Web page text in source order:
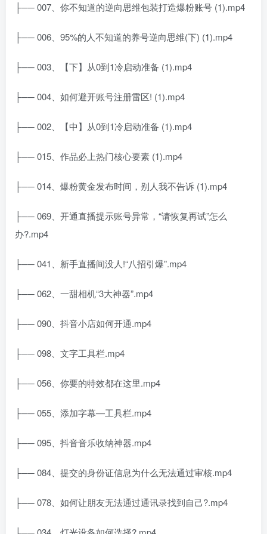
├── 007、你不知道的逆向思维包装打造爆粉账号 (1).mp4
├── 006、95%的人不知道的养号逆向思维(下) (1).mp4
├── 003、【下】从0到1冷启动准备 (1).mp4
├── 004、如何避开账号注册雷区! (1).mp4
├── 002、【中】从0到1冷启动准备 (1).mp4
├── 015、作品必上热门核心要素 (1).mp4
├── 014、爆粉黄金发布时间，别人我不告诉 (1).mp4
├── 069、开通直播提示账号异常，“请恢复再试”怎么
办?.mp4
├── 041、新手直播间没人!“八招引爆”.mp4
├── 062、一甜相机“3大神器”.mp4
├── 090、抖音小店如何开通.mp4
├── 098、文字工具栏.mp4
├── 056、你要的特效都在这里.mp4
├── 055、添加字幕—工具栏.mp4
├── 095、抖音音乐收纳神器.mp4
├── 084、提交的身份证信息为什么无法通过审核.mp4
├── 078、如何让朋友无法通过通讯录找到自己?.mp4